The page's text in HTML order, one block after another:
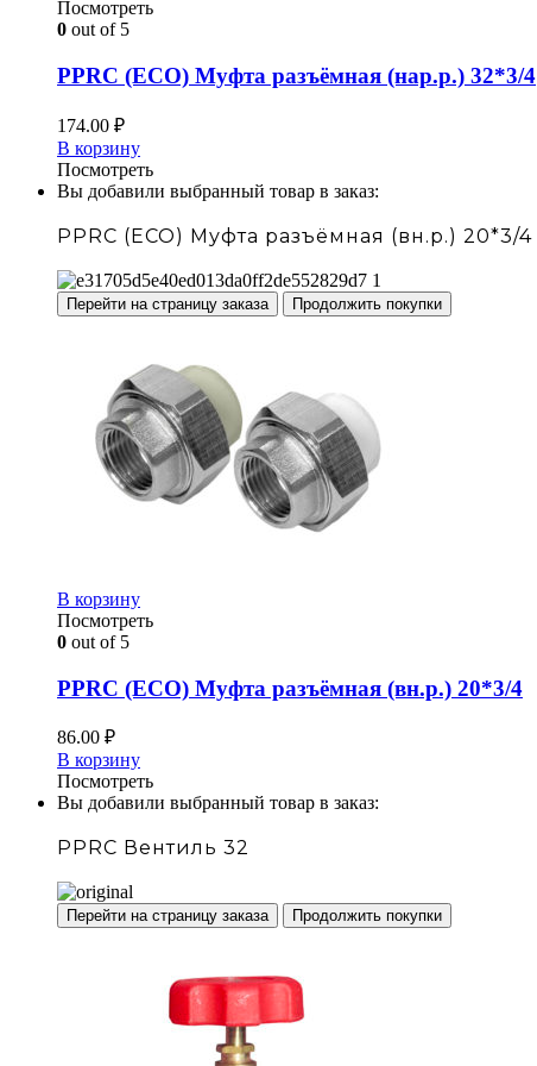
Посмотреть
0 out of 5
PPRC (ECO) Муфта разъёмная (нар.р.) 32*3/4
174.00 ₽
В корзину
Посмотреть
Вы добавили выбранный товар в заказ:
PPRC (ECO) Муфта разъёмная (вн.р.) 20*3/4
Перейти на страницу заказа Продолжить покупки
В корзину
Посмотреть
0 out of 5
PPRC (ECO) Муфта разъёмная (вн.р.) 20*3/4
86.00 ₽
В корзину
Посмотреть
Вы добавили выбранный товар в заказ:
PPRC Вентиль 32
Перейти на страницу заказа Продолжить покупки